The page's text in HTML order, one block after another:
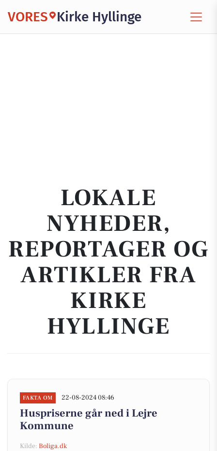
VORES Kirke Hyllinge
LOKALE
NYHEDER,
REPORTAGER OG
ARTIKLER FRA
KIRKE
HYLLINGE
FAKTA OM 22-08-2024 08:46
Huspriserne går ned i Lejre
Kommune
Kilde: Boliga.dk